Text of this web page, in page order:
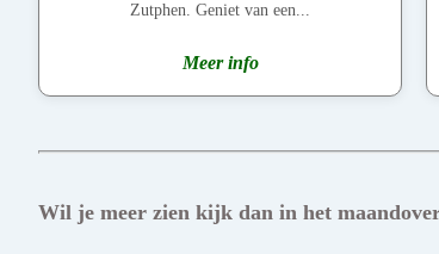
Zutphen. Geniet van een...
Meer info
Wil je meer zien kijk dan in het